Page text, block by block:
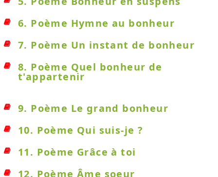
6. Poème Hymne au bonheur
7. Poème Un instant de bonheur
8. Poème Quel bonheur de
t'appartenir
9. Poème Le grand bonheur
10. Poème Qui suis-je ?
11. Poème Grâce à toi
12. Poème Âme soeur